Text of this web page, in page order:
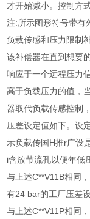
才开始减小。控制方
注:所示图形符号带有
负载传感和压力限制
该补偿器在直到想要
响应于一个远程压力
高于负载压力的值，
器取代负载传感控制
压差设定值如下。设
示负载传国H推r广设
i含放节流孔以便年低
与上述C**V11B相同
有24 bar的工厂压差设
与上述C**V11P相同